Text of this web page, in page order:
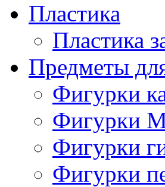
Пластика
Пластика
Предметы
Фигурки
Фигурки
Фигурки
Фигурки